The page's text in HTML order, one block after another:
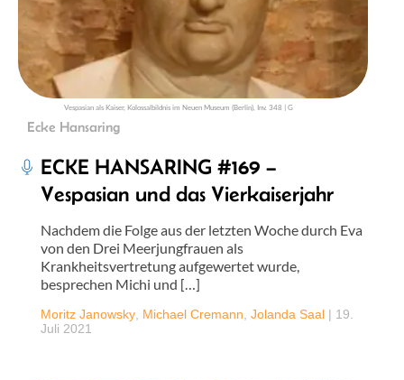
ÜBER UNS
Vespasian als Kaiser, Kolossalbildnis im Neuen Museum (Berlin), Inv. 348 | G
Ecke Hansaring
ECKE HANSARING #169 –
Vespasian und das Vierkaiserjahr
Nachdem die Folge aus der letzten Woche durch Eva
von den Drei Meerjungfrauen als
Krankheitsvertretung aufgewertet wurde,
besprechen Michi und […]
Moritz Janowsky Michael Cremann Jolanda Saal | 19.
Juli 2021